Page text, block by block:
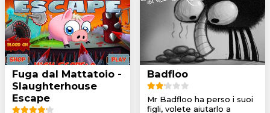
Fuga dal Mattatoio -
Slaughterhouse
Escape
Badfloo
Mr Badfloo ha perso i suoi
figli, volete aiutarlo a